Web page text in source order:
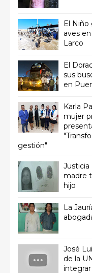
El Niño
aves
Larco
El
sus
en
Karla
mujer
gestión"
madre
hijo
La
José
de la